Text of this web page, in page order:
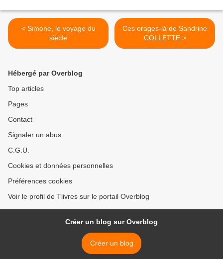
< Simone, le voyage du
siècle
Ces orages-là de Sandrine
COLLETTE >
Hébergé par Overblog
Top articles
Pages
Contact
Signaler un abus
C.G.U.
Cookies et données personnelles
Préférences cookies
Voir le profil de Tlivres sur le portail Overblog
Créer un blog sur Overblog
Créer un blog